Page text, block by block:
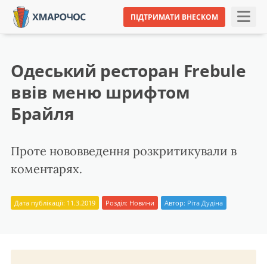
ПІДТРИМАТИ ВНЕСКОМ
Одеський ресторан Frebule
ввів меню шрифтом
Брайля
Проте нововведення розкритикували в
коментарях.
Дата публікації: 11.3.2019 Розділ: Новини Автор: Ріта Дудіна